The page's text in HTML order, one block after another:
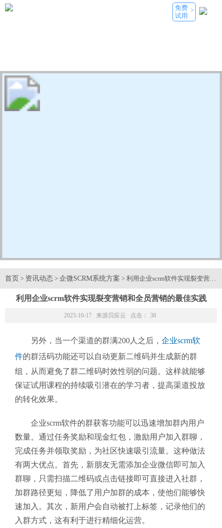
免费
试用
>
首页 > 资讯动态 > 企微SCRM系统方案 > 利用企业scrm软件实现裂变营销
利用企业scrm软件实现裂变营销和全员营销的最佳实践
2023-10-17 来源贝应云 点击： 38
另外，当一个渠道的群满200人之后， 企业scrm软
件的群活码功能还可以自动更新二维码并生成新的群
组，从而避免了群二维码时效性弱的问题。这样就能够
保证试用课程的持续吸引潜在的学习者，提高渠道投放
的转化效果。
企业scrm软件的群获客功能可以迅速增加群内用户
数量。通过任务奖励和现金红包，激励用户加入群聊，
完成任务并领取奖励，为社区快速吸引流量。这种做法
有两大优点。首先，新朋友无需添加企业微信即可加入
群聊，只需扫描二维码或点击链接即可直接进入社群，
加群路径更短，降低了用户加群的成本，使他们能够快
速加入。其次，新用户会自动被打上标签，记录他们的
入群方式，这有利于进行精细化运营。